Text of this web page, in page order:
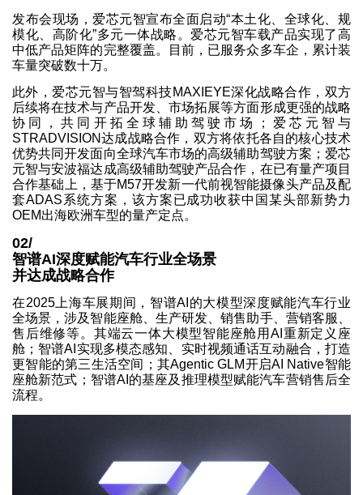
发布会现场，爱芯元智宣布全面启动“本土化、全球化、规
模化、高阶化”多元一体战略。爱芯元智车载产品实现了高
中低产品矩阵的完整覆盖。目前，已服务众多车企，累计装
车量突破数十万。
此外，爱芯元智与智驾科技MAXIEYE深化战略合作，双方
后续将在技术与产品开发、市场拓展等方面形成更强的战略
协同，共同开拓全球辅助驾驶市场；爱芯元智与
STRADVISION达成战略合作，双方将依托各自的核心技术
优势共同开发面向全球汽车市场的高级辅助驾驶方案；爱芯
元智与安波福达成高级辅助驾驶产品合作，在已有量产项目
合作基础上，基于M57开发新一代前视智能摄像头产品及配
套ADAS系统方案，该方案已成功收获中国某头部新势力
OEM出海欧洲车型的量产定点。
02/
智谱AI深度赋能汽车行业全场景
并达成战略合作
在2025上海车展期间，智谱AI的大模型深度赋能汽车行业
全场景，涉及智能座舱、生产研发、销售助手、营销客服、
售后维修等。其端云一体大模型智能座舱用AI重新定义座
舱；智谱AI实现多模态感知、实时视频通话互动融合，打造
更智能的第三生活空间；其Agentic GLM开启AI Native智能
座舱新范式；智谱AI的基座及推理模型赋能汽车营销售后全
流程。